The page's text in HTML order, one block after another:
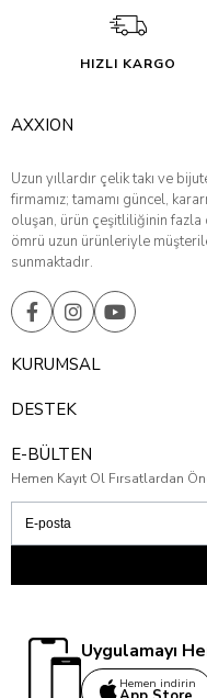
HIZLI KARGO
AXXION
Uzun yıllardır çelik takı ve
firmamız; tamamı güncel,
oluşan, ürün çeşitliliğinin fazla
ömrü uzun ürünleriyle
sunmaktadır.
KURUMSAL
DESTEK
E-BÜLTEN
Hemen Kayıt Ol Fırsatlardan
Uygulamayı
Hemen indirin